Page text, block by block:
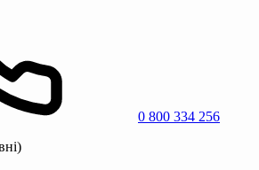
0 800 334 256